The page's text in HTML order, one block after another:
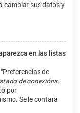
cambiar sus datos y
en las listas
de
de conexións.
por
Se le contará